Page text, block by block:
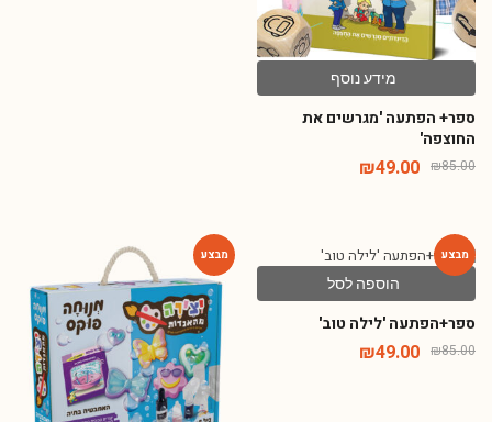
מידע נוסף
ספר+ הפתעה 'מגרשים את
החוצפה'
₪85.00
₪49.00
הוספה לסל
ספר+הפתעה 'לילה טוב'
₪85.00
₪49.00